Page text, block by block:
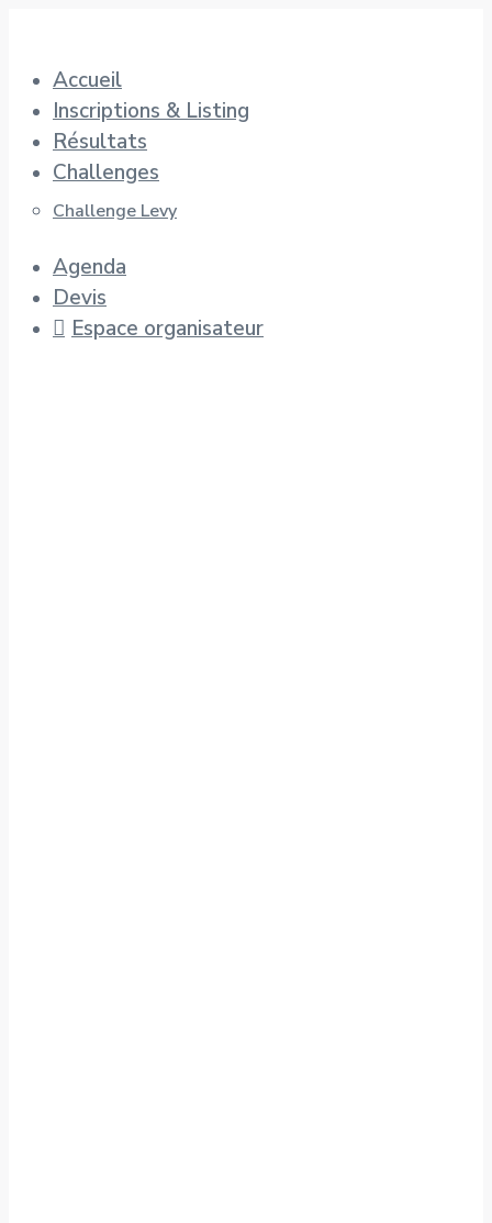
contenuAccueil
Inscriptions & Listing
Résultats
Challenges
Challenge Levy
Agenda
Devis
Espace organisateur